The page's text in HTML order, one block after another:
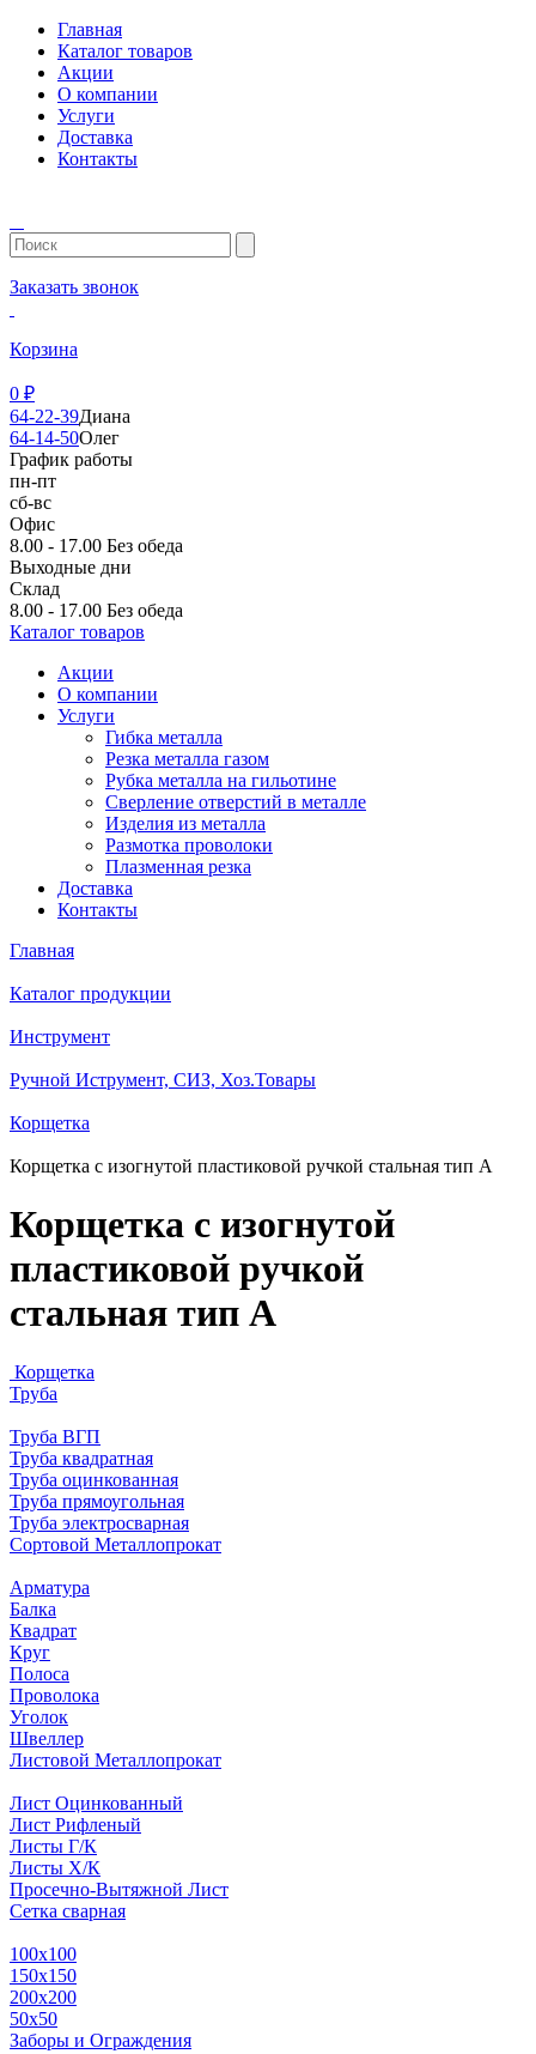
Главная
Каталог товаров
Акции
О компании
Услуги
Доставка
Контакты
Заказать звонок
Корзина
0 ₽
64-22-39Диана
64-14-50Олег
График работы
пн-пт
сб-вс
Офис
8.00 - 17.00 Без обеда
Выходные дни
Склад
8.00 - 17.00 Без обеда
Каталог товаров
Акции
О компании
Услуги
Гибка металла
Резка металла газом
Рубка металла на гильотине
Сверление отверстий в металле
Изделия из металла
Размотка проволоки
Плазменная резка
Доставка
Контакты
Главная
Каталог продукции
Инструмент
Ручной Иструмент, СИЗ, Хоз.Товары
Корщетка
Корщетка с изогнутой пластиковой ручкой стальная тип А
Корщетка с изогнутой
пластиковой ручкой
стальная тип А
Корщетка
Труба
Труба ВГП
Труба квадратная
Труба оцинкованная
Труба прямоугольная
Труба электросварная
Сортовой Металлопрокат
Арматура
Балка
Квадрат
Круг
Полоса
Проволока
Уголок
Швеллер
Листовой Металлопрокат
Лист Оцинкованный
Лист Рифленый
Листы Г/К
Листы Х/К
Просечно-Вытяжной Лист
Сетка сварная
100х100
150х150
200х200
50х50
Заборы и Ограждения